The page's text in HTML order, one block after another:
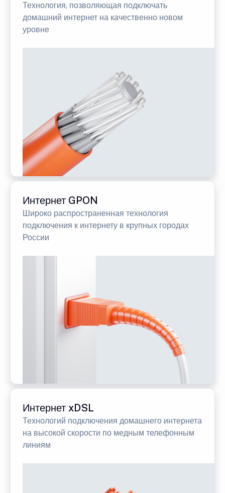
Технология, позволяющая подключать
домашний интернет на качественно новом
уровне
Интернет GPON
Широко распространенная технология
подключения к интернету в крупных городах
России
Интернет xDSL
Технологий подключения домашнего интернета
на высокой скорости по медным телефонным
линиям